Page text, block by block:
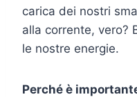
carica dei nostri
alla corrente, vero?
le nostre energie.
Perché è